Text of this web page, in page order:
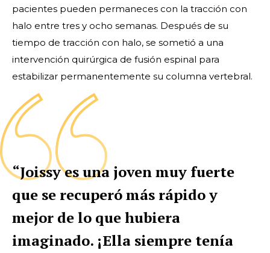
pacientes pueden permaneces con la tracción con
halo entre tres y ocho semanas. Después de su
tiempo de tracción con halo, se sometió a una
intervención quirúrgica de fusión espinal para
estabilizar permanentemente su columna vertebral.
“Joissy es una joven muy fuerte
que se recuperó más rápido y
mejor de lo que hubiera
imaginado. ¡Ella siempre tenía